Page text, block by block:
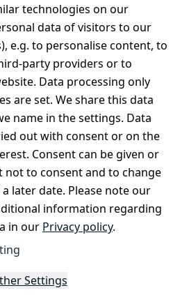
technologies on our
data of visitors to our
e.g. to personalise content, to
party providers or to
Data processing only
are set. We share this data
name in the settings. Data
out with consent or on the
Consent can be given or
not to consent and to change
later date. Please note our
information regarding
in our Privacy policy.
Settings